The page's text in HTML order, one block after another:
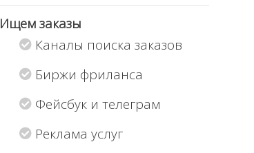
Ищем заказы
Каналы поиска заказов
Биржи фриланса
Фейсбук и телеграм
Реклама услуг